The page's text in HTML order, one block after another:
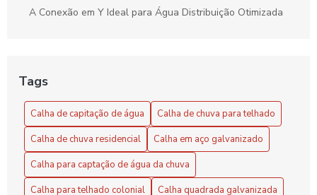
A Conexão em Y Ideal para Água Distribuição Otimizada
Benefícios e Vantagens do Exaustor Eólico para Galpão:
Eficiência e Sustentabilidade
Calha de Capitação de Água: Benefícios e Instalação
Calha de capitação de água: como escolher e instalar
Tags
Calha de capitação de água
Calha de chuva para telhado
Calha de chuva residencial
Calha em aço galvanizado
Calha para captação de água da chuva
Calha para telhado colonial
Calha quadrada galvanizada